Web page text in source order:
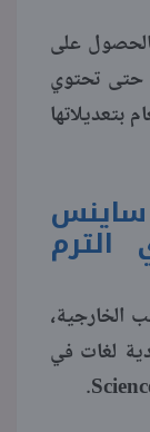
على
حتى تحتوي
بتعديلاتها
الترم
الخارجية،
لغات في